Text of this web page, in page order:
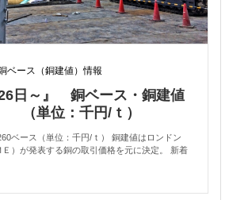
ベース（銅建値）情報
26日～』 銅ベース・銅建値
単位：千円/ｔ）
ベース（単位：千円/ｔ） 銅建値はロンドン
）が発表する銅の取引価格を元に決定。 新着